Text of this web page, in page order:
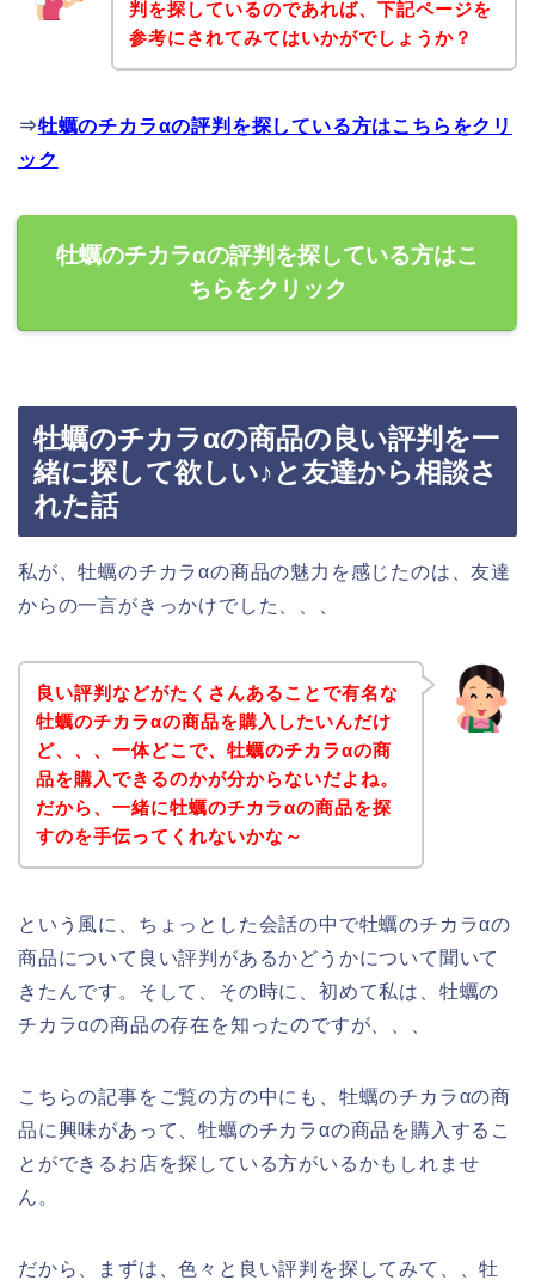
判を探しているのであれば、下記ページを
参考にされてみてはいかがでしょうか？
⇒牡蠣のチカラαの評判を探している方はこちらをクリ
ック
牡蠣のチカラαの評判を探している方はこ
ちらをクリック
牡蠣のチカラαの商品の良い評判を一
緒に探して欲しい♪と友達から相談さ
れた話
私が、牡蠣のチカラαの商品の魅力を感じたのは、友達
からの一言がきっかけでした、、、
良い評判などがたくさんあることで有名な
牡蠣のチカラαの商品を購入したいんだけ
ど、、、一体どこで、牡蠣のチカラαの商
品を購入できるのかが分からないだよね。
だから、一緒に牡蠣のチカラαの商品を探
すのを手伝ってくれないかな～
という風に、ちょっとした会話の中で牡蠣のチカラαの
商品について良い評判があるかどうかについて聞いて
きたんです。そして、その時に、初めて私は、牡蠣の
チカラαの商品の存在を知ったのですが、、、
こちらの記事をご覧の方の中にも、牡蠣のチカラαの商
品に興味があって、牡蠣のチカラαの商品を購入するこ
とができるお店を探している方がいるかもしれませ
ん。
だから、まずは、色々と良い評判を探してみて、、牡